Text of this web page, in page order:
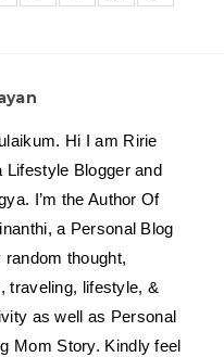
Hi I am Ririe
Lifestyle Blogger and
I’m the Author Of
a Personal Blog
random thought,
traveling, lifestyle, &
as well as Personal
Mom Story. Kindly feel